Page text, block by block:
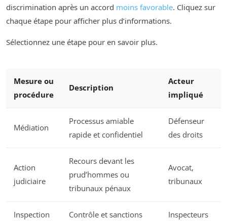
discrimination après un accord moins favorable. Cliquez sur
chaque étape pour afficher plus d’informations.
Sélectionnez une étape pour en savoir plus.
Mesure ou
procédure
Description
Acteur
impliqué
Médiation
Processus amiable
rapide et confidentiel
Défenseur
des droits
Action
judiciaire
Recours devant les
prud’hommes ou
tribunaux pénaux
Avocat,
tribunaux
Inspection
Contrôle et sanctions
Inspecteurs